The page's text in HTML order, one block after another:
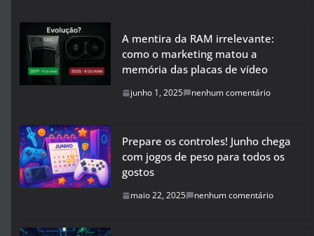
A mentira da RAM irrelevante:
como o marketing matou a
memória das placas de vídeo
junho 1, 2025 nenhum comentário
Prepare os controles! Junho chega
com jogos de peso para todos os
gostos
maio 22, 2025 nenhum comentário